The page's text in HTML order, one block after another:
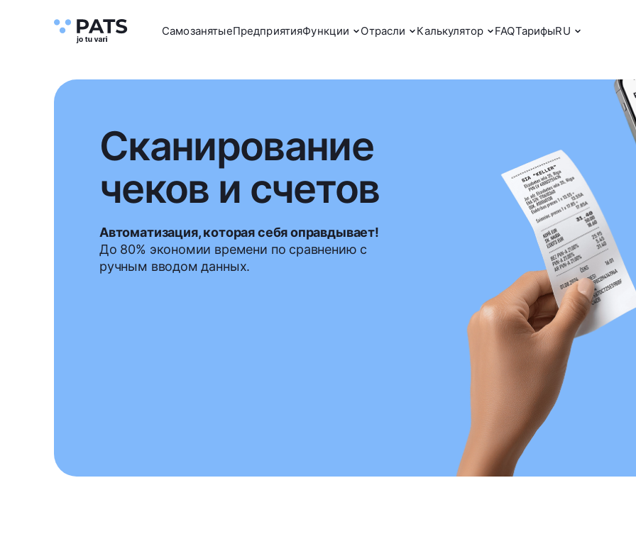
СамозанятыеПредприятияФункции Отрасли Калькулятор FAQТарифыRU
Сканирование
чеков и счетов
Автоматизация, которая себя оправдывает!
До 80% экономии времени по сравнению с
ручным вводом данных.